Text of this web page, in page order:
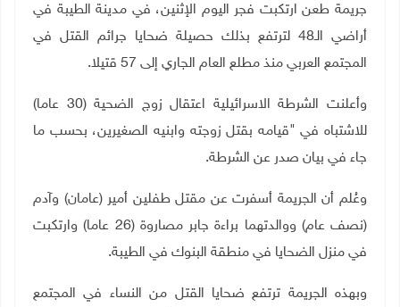
جريمة طعن ارتكبت فجر اليوم الإثنين، في مدينة الطيبة في
أراضي الـ48 لترتفع بذلك حصيلة ضحايا جرائم القتل في
المجتمع العربي منذ مطلع العام الجاري إلى 57 قتيلا
.
وأعلنت الشرطة الاسرائيلية اعتقال زوج الضحية (30 عاما)
للاشتباه في "قيامه بقتل زوجته وابنيه الصغيرين، بحسب ما
جاء في بيان صدر عن الشرطة.
وعُلم أن الجريمة أسفرت عن مقتل طفلين أمير (عامان) وآدم
(نصف عام) ووالدتهما براءة جابر مصاروة (26 عاما) وارتكبت
في منزل الضحايا في منطقة البنوك في الطيبة.
وبهذه الجريمة ترتفع ضحايا القتل من النساء في المجتمع